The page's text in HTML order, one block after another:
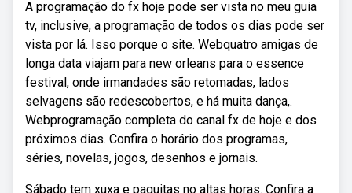
A programação do fx hoje pode ser vista no meu guia
tv, inclusive, a programação de todos os dias pode ser
vista por lá. Isso porque o site. Webquatro amigas de
longa data viajam para new orleans para o essence
festival, onde irmandades são retomadas, lados
selvagens são redescobertos, e há muita dança,.
Webprogramação completa do canal fx de hoje e dos
próximos dias. Confira o horário dos programas,
séries, novelas, jogos, desenhos e jornais.
Sábado tem xuxa e paquitas no altas horas. Confira a